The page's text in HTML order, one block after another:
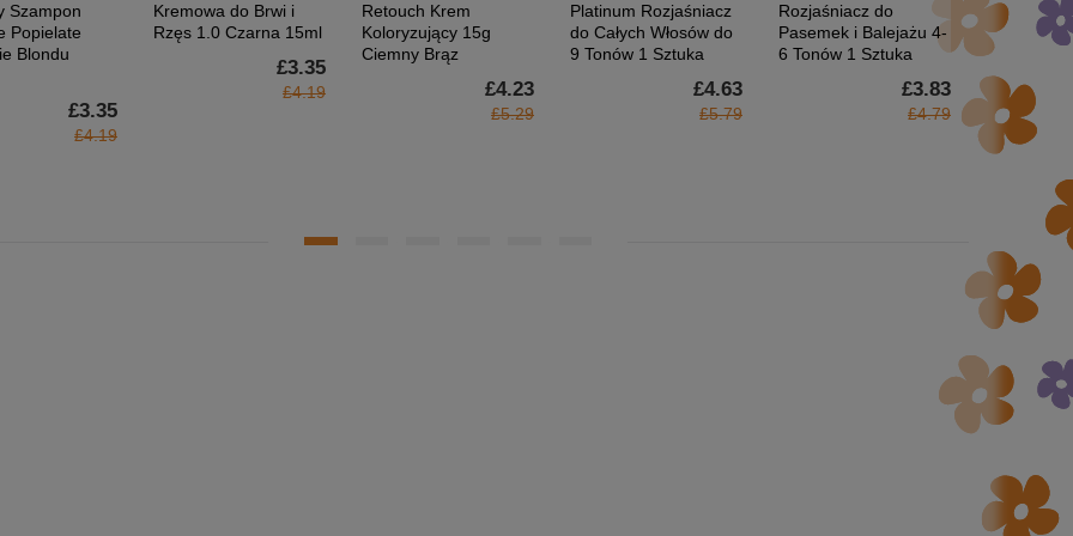
Szampon
Popielate
Blondu
£3.35
£4.19
Kremowa do Brwi i
Rzęs 1.0 Czarna 15ml
£3.35
£4.19
Retouch Krem
Koloryzujący 15g
Ciemny Brąz
£4.23
£5.29
Platinum Rozjaśniacz
do Całych Włosów do
9 Tonów 1 Sztuka
£4.63
£5.79
Rozjaśniacz do
Pasemek i Balejażu 4-
6 Tonów 1 Sztuka
£3.83
£4.79
Kolor
210
100ml